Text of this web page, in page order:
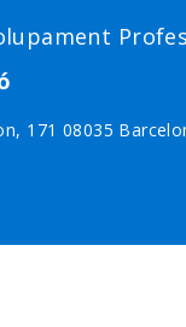
171 08035